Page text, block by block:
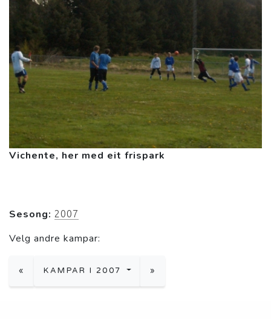
Vichente, her med eit frispark
Sesong: 2007
Velg andre kampar:
« KAMPAR I 2007 »